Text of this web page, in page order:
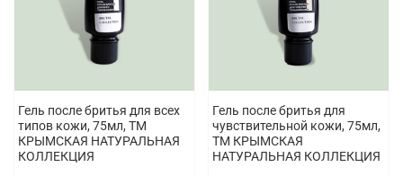
Гель после бритья для всех
типов кожи, 75мл, ТМ
КРЫМСКАЯ НАТУРАЛЬНАЯ
КОЛЛЕКЦИЯ
Гель после бритья для
чувствительной кожи, 75мл,
ТМ КРЫМСКАЯ
НАТУРАЛЬНАЯ КОЛЛЕКЦИЯ